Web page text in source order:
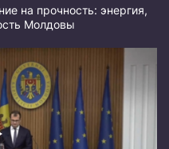
на прочность: энергия,
Молдовы